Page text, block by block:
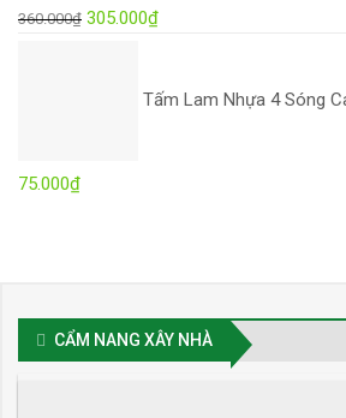
Được xếp
hạng4.97 5
360.000₫ Giá
360.000₫.
305.000₫Giá
là:
Tấm Lam Nhựa 4 Sóng
Giá
75.000₫Giá
CẨM NANG XÂY NHÀ